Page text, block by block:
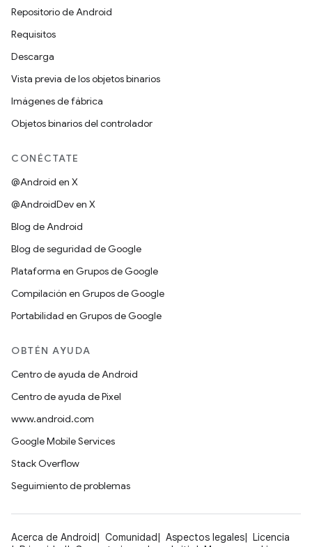
Repositorio de Android
Requisitos
Descarga
Vista previa de los objetos binarios
Imágenes de fábrica
Objetos binarios del controlador
CONÉCTATE
@Android en X
@AndroidDev en X
Blog de Android
Blog de seguridad de Google
Plataforma en Grupos de Google
Compilación en Grupos de Google
Portabilidad en Grupos de Google
OBTÉN AYUDA
Centro de ayuda de Android
Centro de ayuda de Pixel
www.android.com
Google Mobile Services
Stack Overflow
Seguimiento de problemas
Acerca de Android Comunidad Aspectos legales
Licencia